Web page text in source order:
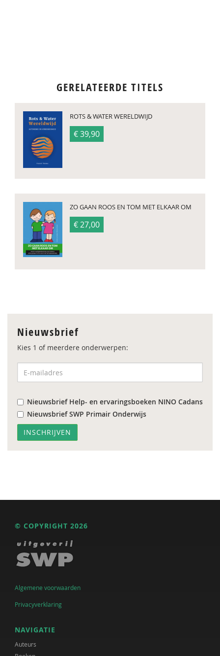
GERELATEERDE TITELS
ROTS & WATER WERELDWIJD
€ 39,90
ZO GAAN ROOS EN TOM MET ELKAAR OM
€ 27,00
Nieuwsbrief
Kies 1 of meerdere onderwerpen:
Nieuwsbrief Help- en ervaringsboeken NINO Cadans
Nieuwsbrief SWP Primair Onderwijs
© COPYRIGHT 2026
Algemene voorwaarden
Privacyverklaring
NAVIGATIE
Auteurs